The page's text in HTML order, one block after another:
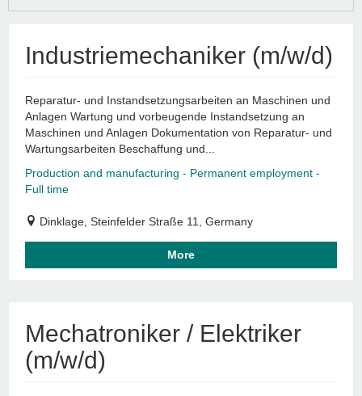
Industriemechaniker (m/w/d)
Reparatur- und Instandsetzungsarbeiten an Maschinen und
Anlagen Wartung und vorbeugende Instandsetzung an
Maschinen und Anlagen Dokumentation von Reparatur- und
Wartungsarbeiten Beschaffung und...
Production and manufacturing - Permanent employment -
Full time
Dinklage, Steinfelder Straße 11, Germany
More
Mechatroniker / Elektriker
(m/w/d)